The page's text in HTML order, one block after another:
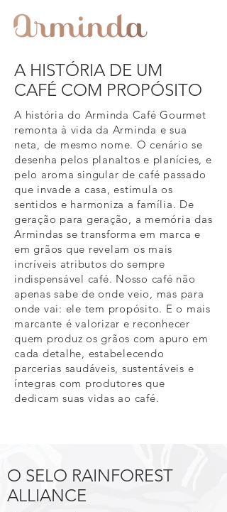
A HISTÓRIA DE UM
CAFÉ COM PROPÓSITO
A história do Arminda Café Gourmet
remonta à vida da Arminda e sua
neta, de mesmo nome. O cenário se
desenha pelos planaltos e planícies, e
pelo aroma singular de café passado
que invade a casa, estimula os
sentidos e harmoniza a família. De
geração para geração, a memória das
Armindas se transforma em marca e
em grãos que revelam os mais
incríveis atributos do sempre
indispensável café. Nosso café não
apenas sabe de onde veio, mas para
onde vai: ele tem propósito. E o mais
marcante é valorizar e reconhecer
quem produz os grãos com apuro em
cada detalhe, estabelecendo
parcerias saudáveis, sustentáveis e
íntegras com produtores que
dedicam suas vidas ao café.
O SELO RAINFOREST
ALLIANCE